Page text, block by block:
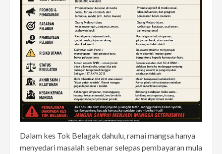
Dalam kes Tok Belagak dahulu, ramai mangsa hanya
menyedari masalah sebenar selepas pembayaran mula